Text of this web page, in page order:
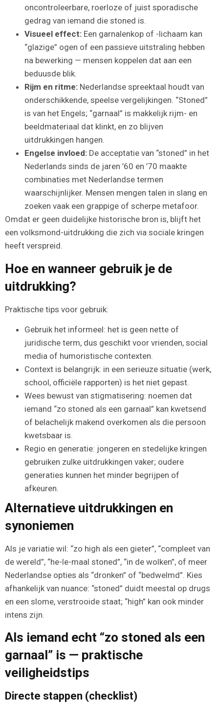
oncontroleerbare, roerloze of juist sporadische
gedrag van iemand die stoned is.
Visueel effect: Een garnalenkop of -lichaam kan
“glazige” ogen of een passieve uitstraling hebben
na bewerking — mensen koppelen dat aan een
beduusde blik.
Rijm en ritme: Nederlandse spreektaal houdt van
onderschikkende, speelse vergelijkingen. “Stoned”
is van het Engels; “garnaal” is makkelijk rijm- en
beeldmateriaal dat klinkt, en zo blijven
uitdrukkingen hangen.
Engelse invloed: De acceptatie van “stoned” in het
Nederlands sinds de jaren ’60 en ’70 maakte
combinaties met Nederlandse termen
waarschijnlijker. Mensen mengen talen in slang en
zoeken vaak een grappige of scherpe metafoor.
Omdat er geen duidelijke historische bron is, blijft het
een volksmond-uitdrukking die zich via sociale kringen
heeft verspreid.
Hoe en wanneer gebruik je de
uitdrukking?
Praktische tips voor gebruik:
Gebruik het informeel: het is geen nette of
juridische term, dus geschikt voor vrienden, social
media of humoristische contexten.
Context is belangrijk: in een serieuze situatie (werk,
school, officiële rapporten) is het niet gepast.
Wees bewust van stigmatisering: noemen dat
iemand “zo stoned als een garnaal” kan kwetsend
of belachelijk makend overkomen als die persoon
kwetsbaar is.
Regio en generatie: jongeren en stedelijke kringen
gebruiken zulke uitdrukkingen vaker; oudere
generaties kunnen het minder begrijpen of
afkeuren.
Alternatieve uitdrukkingen en
synoniemen
Als je variatie wil: “zo high als een gieter”, “compleet van
de wereld”, “he-le-maal stoned”, “in de wolken”, of meer
Nederlandse opties als “dronken” of “bedwelmd”. Kies
afhankelijk van nuance: “stoned” duidt meestal op drugs
en een slome, verstrooide staat; “high” kan ook minder
intens zijn.
Als iemand echt “zo stoned als een
garnaal” is — praktische
veiligheidstips
Directe stappen (checklist)